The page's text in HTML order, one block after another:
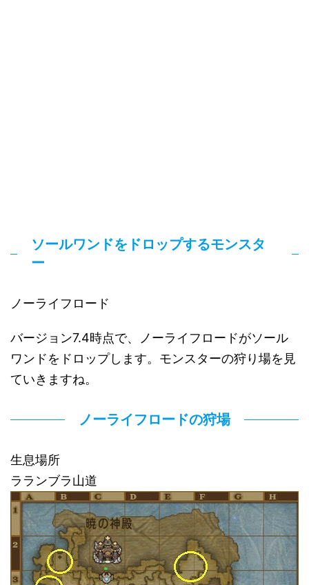
ソールワンドをドロップするモンスタ
ー
ノーライフロード
バージョン7.4時点で、ノーライフロードがソール
ワンドをドロップします。モンスターの狩り場を見
ていきますね。
ノーライフロードの狩場
生息場所
ラランブラ山道